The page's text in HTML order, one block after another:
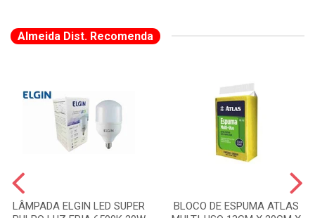
Almeida Dist. Recomenda
LÂMPADA ELGIN LED SUPER
BLOCO DE ESPUMA ATLAS